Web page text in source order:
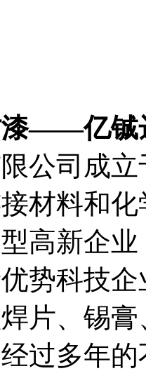
漆——亿铖
公司成
材料和
高新企
势科技
片、锡
过多年